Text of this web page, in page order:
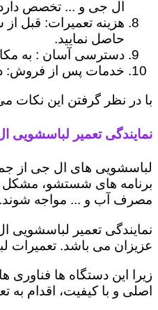
ال جی و ... تخصص
هزینه تعمیرات: قبل
حاصل نمایید.
دسترسی آسان : به
خدمات پس از فروش: در
با در نظر گرفتن این نکات
نمایندگی تعمیر لباسشویی
لباسشویی های ال جی از
برنامه های شستشو،
مصرف آب و ... مواجه شوند.
نمایندگی تعمیر لباسشویی
عزیزان می باشد. تعمیرات
زیرا این دستگاه ها فناوری
اصلی و با کیفیت، اقدام به